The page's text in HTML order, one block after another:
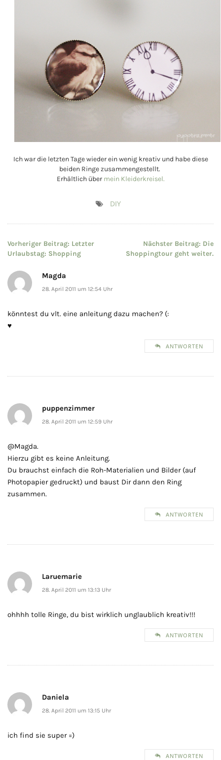
Ich war die letzten Tage wieder ein wenig kreativ und habe diese
beiden Ringe zusammengestellt.
Erhältlich über mein Kleiderkreisel.
DIY
Beitragsnavigation
Vorheriger Beitrag: Letzter
Urlaubstag: Shopping
Nächster Beitrag: Die
Shoppingtour geht weiter.
Magda
28. April 2011 um 12:54 Uhr
könntest du vlt. eine anleitung dazu machen? (:
♥
ANTWORTEN
puppenzimmer
28. April 2011 um 12:59 Uhr
@Magda.
Hierzu gibt es keine Anleitung.
Du brauchst einfach die Roh-Materialien und Bilder (auf
Photopapier gedruckt) und baust Dir dann den Ring
zusammen.
ANTWORTEN
Laruemarie
28. April 2011 um 13:13 Uhr
ohhhh tolle Ringe, du bist wirklich unglaublich kreativ!!!
ANTWORTEN
Daniela
28. April 2011 um 13:15 Uhr
ich find sie super =)
ANTWORTEN